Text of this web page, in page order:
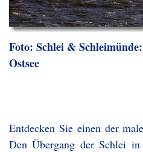
Foto: Schlei &
Ostsee
Entdecken Sie einen der
Den Übergang der Schlei